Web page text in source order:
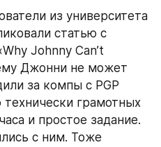
из университета
статью с
Johnny Can’t
Джонни не может
за компы с PGP
технически грамотных
и простое задание.
с ним. Тоже